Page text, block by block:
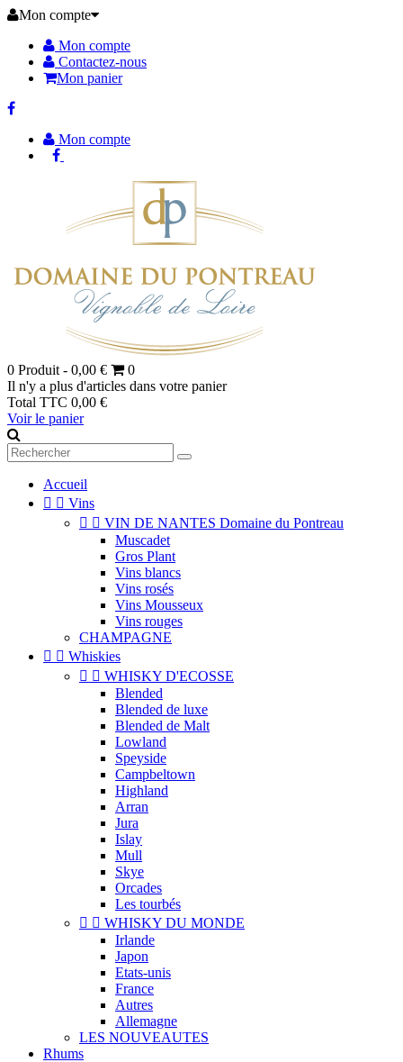
Mon compte
Mon compte
Contactez-nous
Mon panier
Mon compte
0 Produit - 0,00 €
0
Il n'y a plus d'articles dans votre panier
Total TTC 0,00 €
Voir le panier
Accueil
  Vins
  VIN DE NANTES Domaine du Pontreau
Muscadet
Gros Plant
Vins blancs
Vins rosés
Vins Mousseux
Vins rouges
CHAMPAGNE
  Whiskies
  WHISKY D'ECOSSE
Blended
Blended de luxe
Blended de Malt
Lowland
Speyside
Campbeltown
Highland
Arran
Jura
Islay
Mull
Skye
Orcades
Les tourbés
  WHISKY DU MONDE
Irlande
Japon
Etats-unis
France
Autres
Allemagne
LES NOUVEAUTES
Rhums